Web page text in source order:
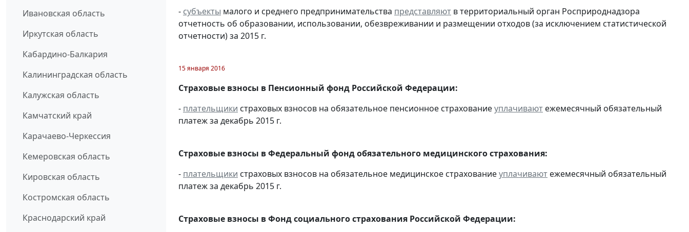
Ивановская область
Иркутская область
Кабардино-Балкария
Калининградская область
Калужская область
Камчатский край
Карачаево-Черкессия
Кемеровская область
Кировская область
Костромская область
Краснодарский край
- субъекты малого и среднего предпринимательства представляют в территориальный орган Росприроднадзора
отчетность об образовании, использовании, обезвреживании и размещении отходов (за исключением статистической
отчетности) за 2015 г.
15 января 2016
Страховые взносы в Пенсионный фонд Российской Федерации:
- плательщики страховых взносов на обязательное пенсионное страхованиеуплачивают ежемесячный обязательный
платеж за декабрь 2015 г.
Страховые взносы в Федеральный фонд обязательного медицинского страхования:
- плательщики страховых взносов на обязательное медицинское страхованиеуплачивают ежемесячный обязательный
платеж за декабрь 2015 г.
Страховые взносы в Фонд социального страхования Российской Федерации: